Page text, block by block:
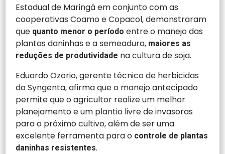
Estadual de Maringá em conjunto com as
cooperativas Coamo e Copacol, demonstraram
que quanto menor o período entre o manejo das
plantas daninhas e a semeadura, maiores as
reduções de produtividade na cultura de soja.
Eduardo Ozorio, gerente técnico de herbicidas
da Syngenta, afirma que o manejo antecipado
permite que o agricultor realize um melhor
planejamento e um plantio livre de invasoras
para o próximo cultivo, além de ser uma
excelente ferramenta para o controle de plantas
daninhas resistentes.